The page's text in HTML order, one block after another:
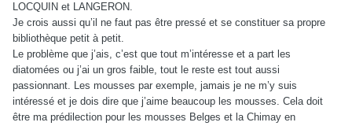
LOCQUIN et LANGERON.
Je crois aussi qu’il ne faut pas être pressé et se constituer sa propre
bibliothèque petit à petit.
Le problème que j’ais, c’est que tout m’intéresse et a part les
diatomées ou j’ai un gros faible, tout le reste est tout aussi
passionnant. Les mousses par exemple, jamais je ne m’y suis
intéressé et je dois dire que j’aime beaucoup les mousses. Cela doit
être ma prédilection pour les mousses Belges et la Chimay en